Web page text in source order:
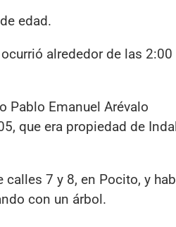
edad.
alrededor de las 2:00
Pablo Emanuel Arévalo
que era propiedad de
7 y 8, en Pocito, y
con un árbol.